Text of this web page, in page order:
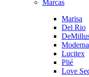
Marcas
Marisa
Del Rio
Moderna
Lucitex
Plié
Love